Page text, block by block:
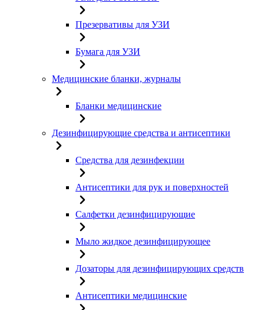
Презервативы для УЗИ
Бумага для УЗИ
Медицинские бланки, журналы
Бланки медицинские
Дезинфицирующие средства и антисептики
Средства для дезинфекции
Антисептики для рук и поверхностей
Салфетки дезинфицирующие
Мыло жидкое дезинфицирующее
Дозаторы для дезинфицирующих средств
Антисептики медицинские